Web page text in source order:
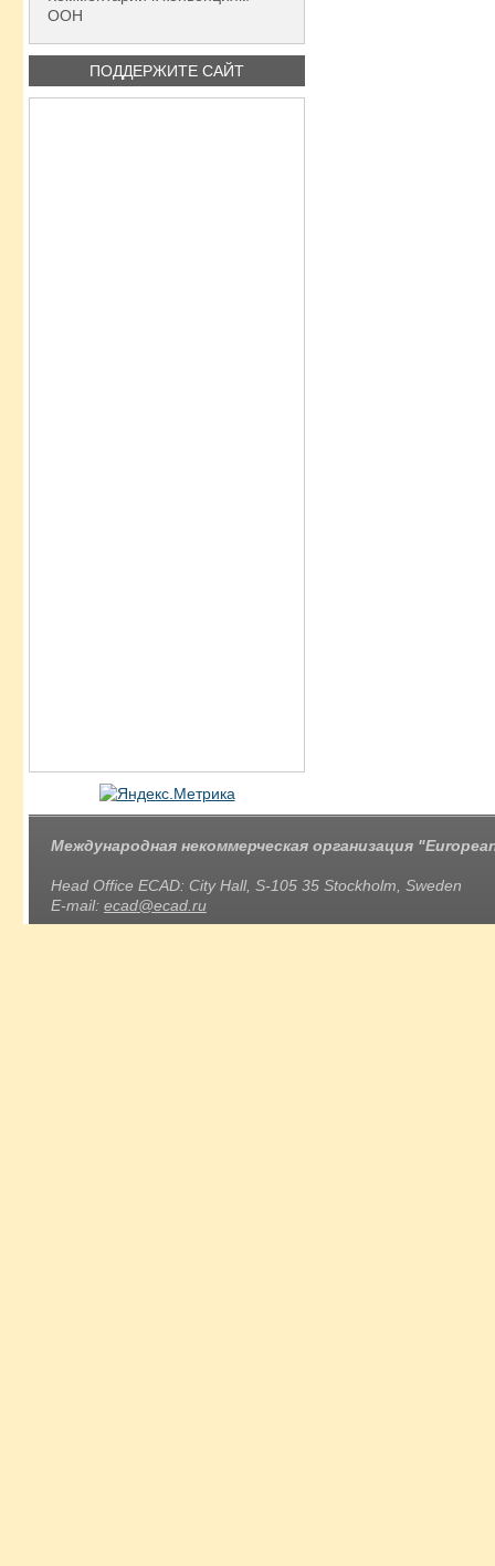
ООН
ПОДДЕРЖИТЕ САЙТ
Международная некоммерческая организация
Head Office ECAD: City Hall, S-105 35 Stockholm, Sweden
E-mail: ecad@ecad.ru